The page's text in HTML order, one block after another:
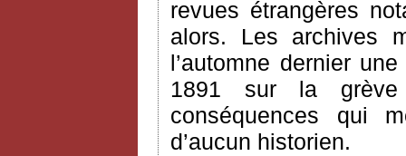
revues étrangères
alors. Les archives
l’automne dernier
1891 sur la
conséquences qui
d’aucun historien.